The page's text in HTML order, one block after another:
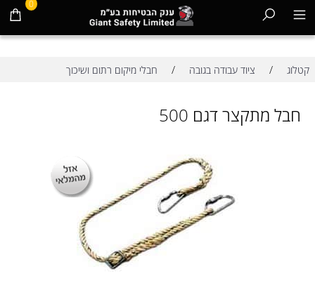
0
קטלוג / ציוד עבודה בגובה / חבלי מיקום רתום ושיכוך
חבל מתקצר דגם 500